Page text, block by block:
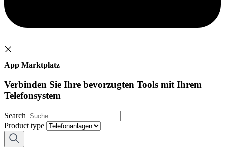
App Marktplatz
Verbinden Sie Ihre bevorzugten Tools mit Ihrem
Telefonsystem
Search
Product type